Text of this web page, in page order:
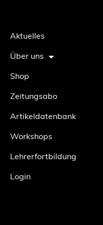
Aktuelles
Über uns
Shop
Zeitungsabo
Artikeldatenbank
Workshops
Lehrerfortbildung
Login